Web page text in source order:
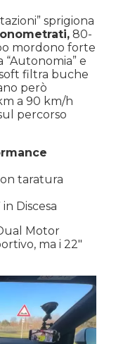
sprigiona
80-
mordono forte
e
filtra buche
però
a 90 km/h
percorso
taratura
Discesa
Motor
ma i 22″